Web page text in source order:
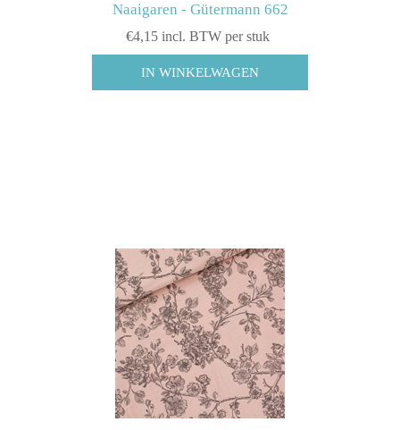
Naaigaren - Gütermann 662
€4,15 incl. BTW per stuk